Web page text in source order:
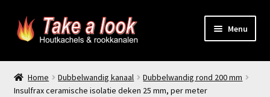
Ga
door
Ga
naar
Menu
Home
Prijsindicatie rookkanaal
Home Dubbelwandig kanaal
Dubbelwandig rond 200 mm
Insulfrax ceramische isolatie deken 25 mm, per meter